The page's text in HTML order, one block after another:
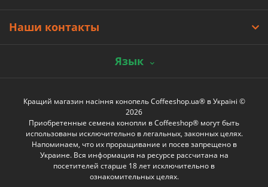
Наши контакты
Язык
Кращий магазин насіння конопель Coffeeshop.ua® в Україні ©
2026
Приобретенные семена конопли в Coffeeshop® могут быть
использованы исключительно в легальных, законных целях.
Напоминаем, что их проращивание и посев запрещено в
Украине. Вся информация на ресурсе рассчитана на
посетителей старше 18 лет исключительно в
ознакомительных целях.